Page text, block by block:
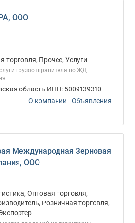
ООО
торговля, Прочее, Услуги
грузоотправителя по ЖД
область ИНН: 5009139310
О компании
Объявления
Международная Зерновая
ООО
Оптовая торговля,
Розничная торговля,